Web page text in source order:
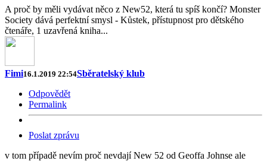
A proč by měli vydávat něco z New52, která tu spíš končí? Monster
Society dává perfektní smysl - Kůstek, přístupnost pro dětského
čtenáře, 1 uzavřená kniha...
Fimi16.1.2019 22:54Sběratelský klub
Odpovědět
Permalink
Poslat zprávu
v tom případě nevím proč nevdají New 52 od Geoffa Johnse ale